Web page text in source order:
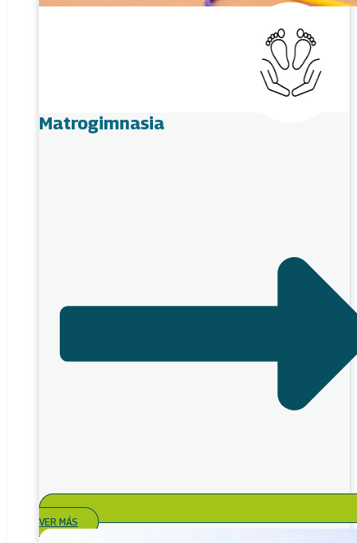
Matrogimnasia
VER MÁS